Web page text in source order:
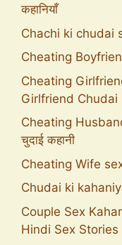
कहानियाँ
Chachi ki chudai
Cheating
Cheating
Girlfriend Chudai
Cheating
चुदाई कहानी
Cheating Wife sex
Chudai ki
Couple Sex
Hindi Sex Stories